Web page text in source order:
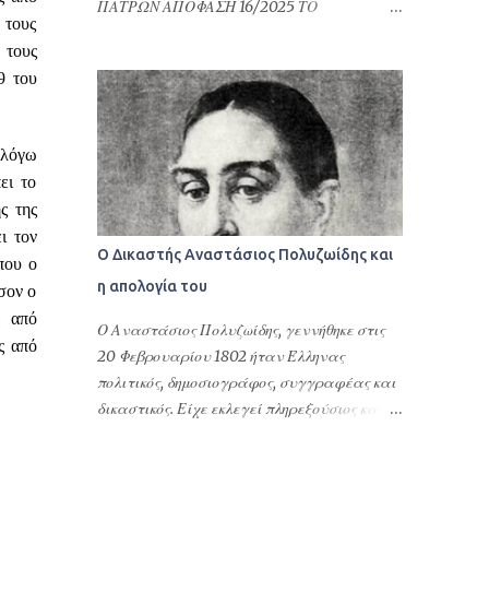
του
το
της
τον
ο
ο
από
από
τακτοποίηση φορολογικών του θεμάτων ή
ομογενών στην Ελλάδα και στις σχέσεις
τους με τη Δημόσια Διοίκηση της Ελλάδας.
Επιπλέον δίνονται προκειμένου να γίνουν
εγγραφές στους Δήμους της Ελλάδας, να
ανοίξουν οικ...
ΠΑΤΡΩΝ ΑΠΟΦΑΣΗ 16/2025 ΤΟ
ΔΙΑΦΟΡΩΝ ΕΛΛΗΝΙΚΗ ΔΗΜΟΚΡΑΤΙΑ
ΠΡΩΤΟΔΙΚΕΙΟ ΠΑΤΡΩΝ ΑΠΟΦΑΣΗ 16/2025
ΤΟ ΜΟΝΟΜΕΛΕΣ ΠΡΩΤΟΔΙΚΕΙΟ ΠΑΤΡΩΝ
ΕΙΔΙΚΗ ΔΙΑΔΙΚΑΣΙΑ ΠΕΡΙΟΥΣΙΑΚΩΝ
ΔΙΑΦΟΡΩΝ Συγκροτήθηκε από το Δικαστή
Βάιο Τσιανάβα, Πρωτόδικη, και από τη
Γραμματέα Αναστασία Σφουγγάρη.
Συνεδρίασε δημόσια στο ακροατήριό του
στην Πάτρα τη 18η Ιανουάριου 2024, για να
δικάσει την υπόθεση μεταξύ: Του
ανακόπτοντος: . του . και της ., κατοίκου
Πειραιά Αττικής, επί της οδού . αρ. ., με
Α.Φ.Μ. ..., ο οποίος παραστάθηκε δια της
Ο Δικαστής Αναστάσιος Πολυζωίδης και
η απολογία του
Ο Αναστάσιος Πολυζωίδης, γεννήθηκε στις
20 Φεβρουαρίου 1802 ήταν Έλληνας
πολιτικός, δημοσιογράφος, συγγραφέας και
δικαστικός. Είχε εκλεγεί πληρεξούσιος και